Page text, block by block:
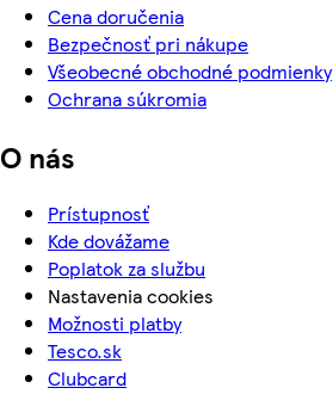
Cena doručenia
Bezpečnosť pri nákupe
Všeobecné obchodné podmienky
Ochrana súkromia
O nás
Prístupnosť
Kde dovážame
Poplatok za službu
Nastavenia cookies
Možnosti platby
Tesco.sk
Clubcard